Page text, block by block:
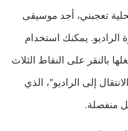
تعجبني، أجد موسيقى
الراديو. يمكنك استخدام
بالنقر على النقاط الثلاث
إلى الراديو”، الذي
منفصلة.